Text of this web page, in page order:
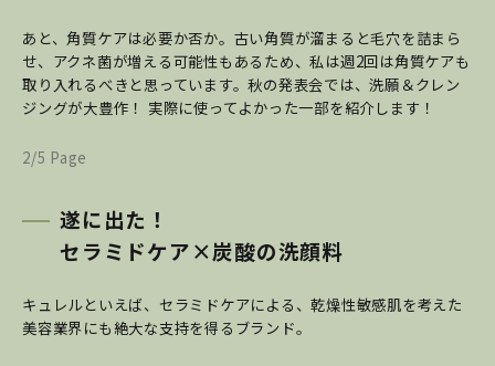
あと、角質ケアは必要か否か。古い角質が溜まると毛穴を詰まら
せ、アクネ菌が増える可能性もあるため、私は週2回は角質ケアも
取り入れるべきと思っています。秋の発表会では、洗願＆クレン
ジングが大豊作！ 実際に使ってよかった一部を紹介します！
2/5 Page
遂に出た！
セラミドケア×炭酸の洗顔料
キュレルといえば、セラミドケアによる、乾燥性敏感肌を考えた
美容業界にも絶大な支持を得るブランド。